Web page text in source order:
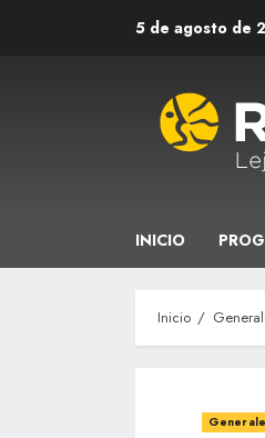
5 de agosto de
INICIO
Inicio